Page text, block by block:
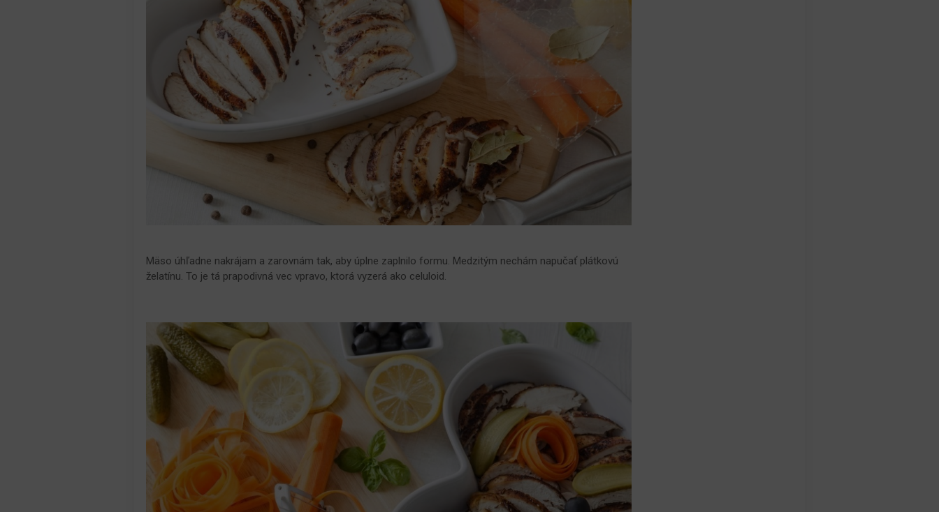
Mäso úhľadne nakrájam a zarovnám tak, aby úplne zaplnilo formu. Medzitým nechám napučať plátkovú
želatínu. To je tá prapodivná vec vpravo, ktorá vyzerá ako celuloid.